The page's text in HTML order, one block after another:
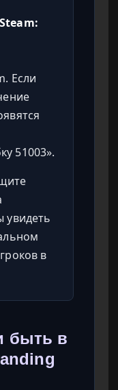
Если
51003».
увидеть
в
быть в